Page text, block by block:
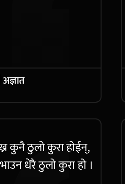
अज्ञात
कुनै ठुलो कुरा होईन्,
धेरै ठुलो कुरा हो ।